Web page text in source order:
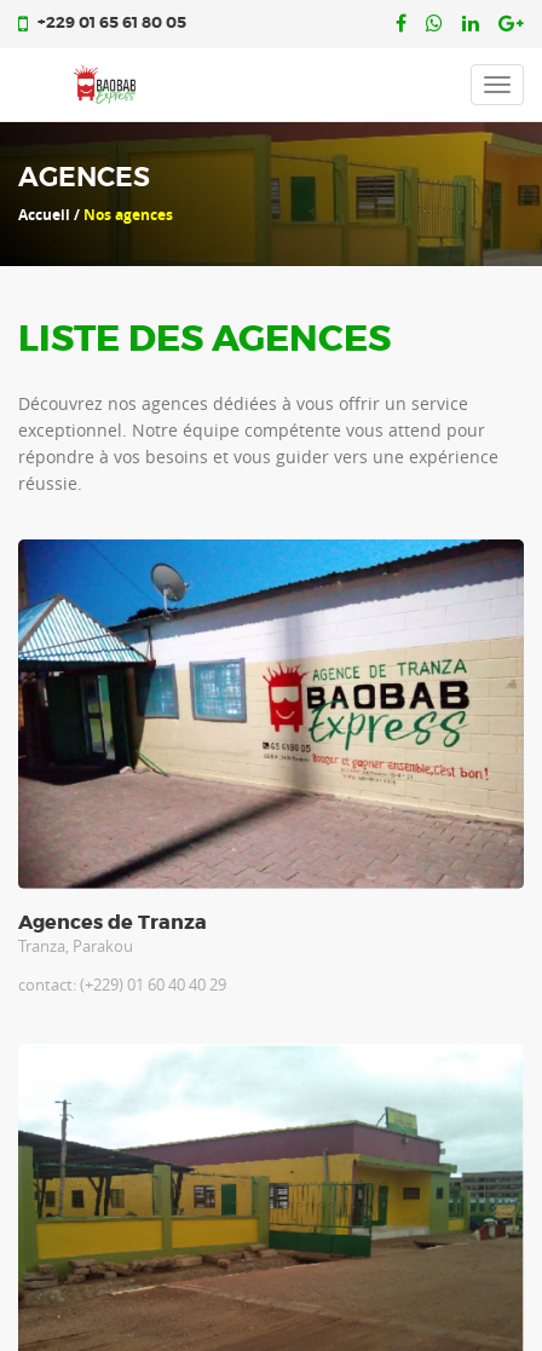
+229 01 65 61 80 05
AGENCES
Accueil / Nos agences
LISTE DES AGENCES
Découvrez nos agences dédiées à vous offrir un service
exceptionnel. Notre équipe compétente vous attend pour
répondre à vos besoins et vous guider vers une expérience
réussie.
Agences de Tranza
Tranza, Parakou
contact: (+229) 01 60 40 40 29